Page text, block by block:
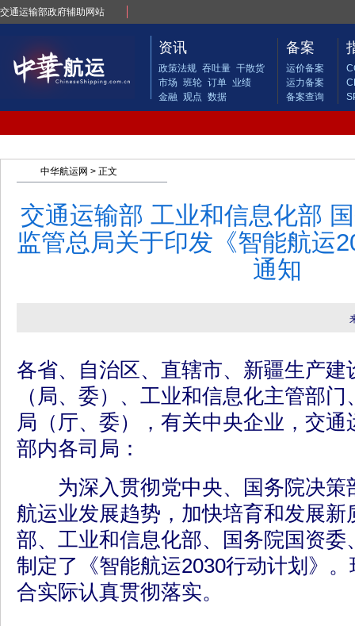
交通运输部政府辅助网站
资讯
政策法规 吞吐量 干散货
市场 班轮 订单 业绩
金融 观点 数据
备案
运价备案
运力备案
备案查询
中华航运网 > 正文
交通运输部 工业和信息化部
监管总局关于印发《智能航运
通知
各省、自治区、直辖市、新疆生产建
（局、委）、工业和信息化主管部
局（厅、委），有关中央企业，交
部内各司局：
为深入贯彻党中央、国务院决策
航运业发展趋势，加快培育和发展
部、工业和信息化部、国务院国资委
制定了《智能航运2030行动计划》
合实际认真贯彻落实。